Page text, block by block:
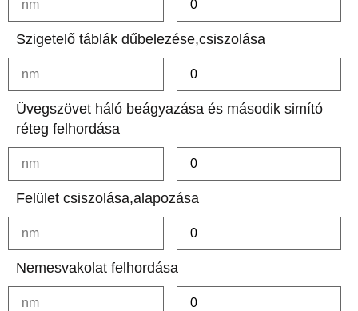
Szigetelő táblák dűbelezése,csiszolása
Üvegszövet háló beágyazása és második simító
réteg felhordása
Felület csiszolása,alapozása
Nemesvakolat felhordása